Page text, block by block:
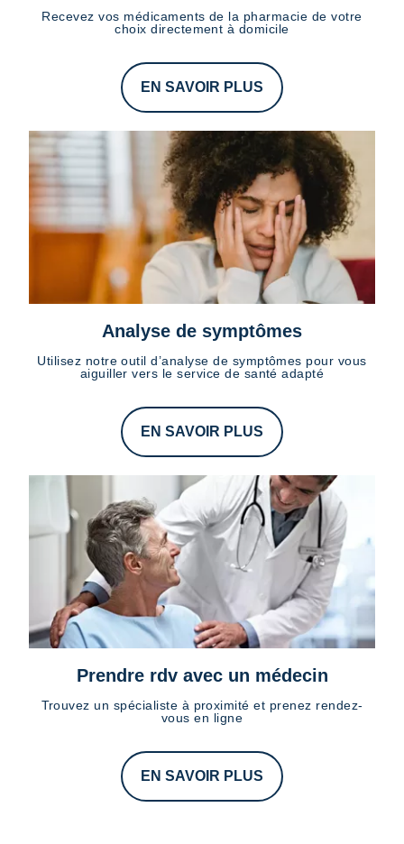
Recevez vos médicaments de la pharmacie de votre
choix directement à domicile
EN SAVOIR PLUS
Analyse de symptômes
Utilisez notre outil d’analyse de symptômes pour vous
aiguiller vers le service de santé adapté
EN SAVOIR PLUS
Prendre rdv avec un médecin
Trouvez un spécialiste à proximité et prenez rendez-
vous en ligne
EN SAVOIR PLUS